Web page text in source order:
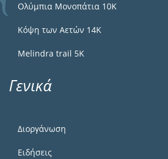
Ολύμπια Μονοπάτια 10Κ
Κόψη των Αετών 14Κ
Melindra trail 5Κ
Γενικά
Διοργάνωση
Ειδήσεις